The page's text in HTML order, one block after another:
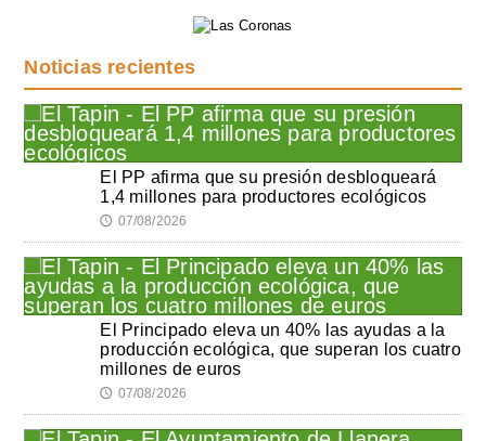
Noticias recientes
El PP afirma que su presión desbloqueará
1,4 millones para productores ecológicos
🕔 07/08/2026
El Principado eleva un 40% las ayudas a la
producción ecológica, que superan los cuatro
millones de euros
🕔 07/08/2026